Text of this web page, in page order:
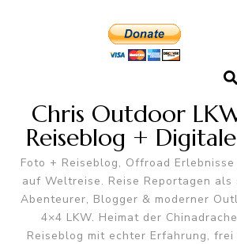
Chris Outdoor
Reiseblog +
Foto + Reiseblog, Offroad
auf Weltreise. Reise Reportagen
Abenteurer, Blogger & moderner
4×4 LKW. Heimat der
Reiseblog mit echter Erfahrung,